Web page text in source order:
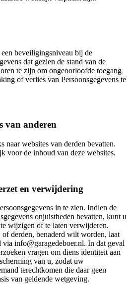
beveiligingsniveau bij de
dat gezien de stand van de
te zijn om ongeoorloofde toegang
of verlies van Persoonsgegevens te
van anderen
naar websites van derden bevatten.
voor de inhoud van deze websites.
en verwijdering
in te zien. Indien de
onjuistheden bevatten, kunt u
wijzigen of te laten verwijderen.
derden, benaderd wilt worden, laat
info@garagedeboer.nl. In dat geval
vragen om diens identiteit aan
van u, zodat uw
terechtkomen die daar geen
van geldende wetgeving.